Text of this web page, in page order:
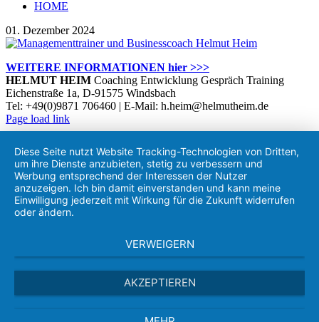
HOME
01. Dezember 2024
WEITERE INFORMATIONEN hier >>>
HELMUT HEIM Coaching Entwicklung Gespräch Training
Eichenstraße 1a, D-91575 Windsbach
Tel: +49(0)9871 706460 | E-Mail: h.heim@helmutheim.de
Twitter
Facebook
LinkedIn
Xing
Instagram
Page load link
Diese Seite nutzt Website Tracking-Technologien von Dritten,
um ihre Dienste anzubieten, stetig zu verbessern und
Werbung entsprechend der Interessen der Nutzer
anzuzeigen. Ich bin damit einverstanden und kann meine
Einwilligung jederzeit mit Wirkung für die Zukunft widerrufen
oder ändern.
VERWEIGERN
AKZEPTIEREN
Nach